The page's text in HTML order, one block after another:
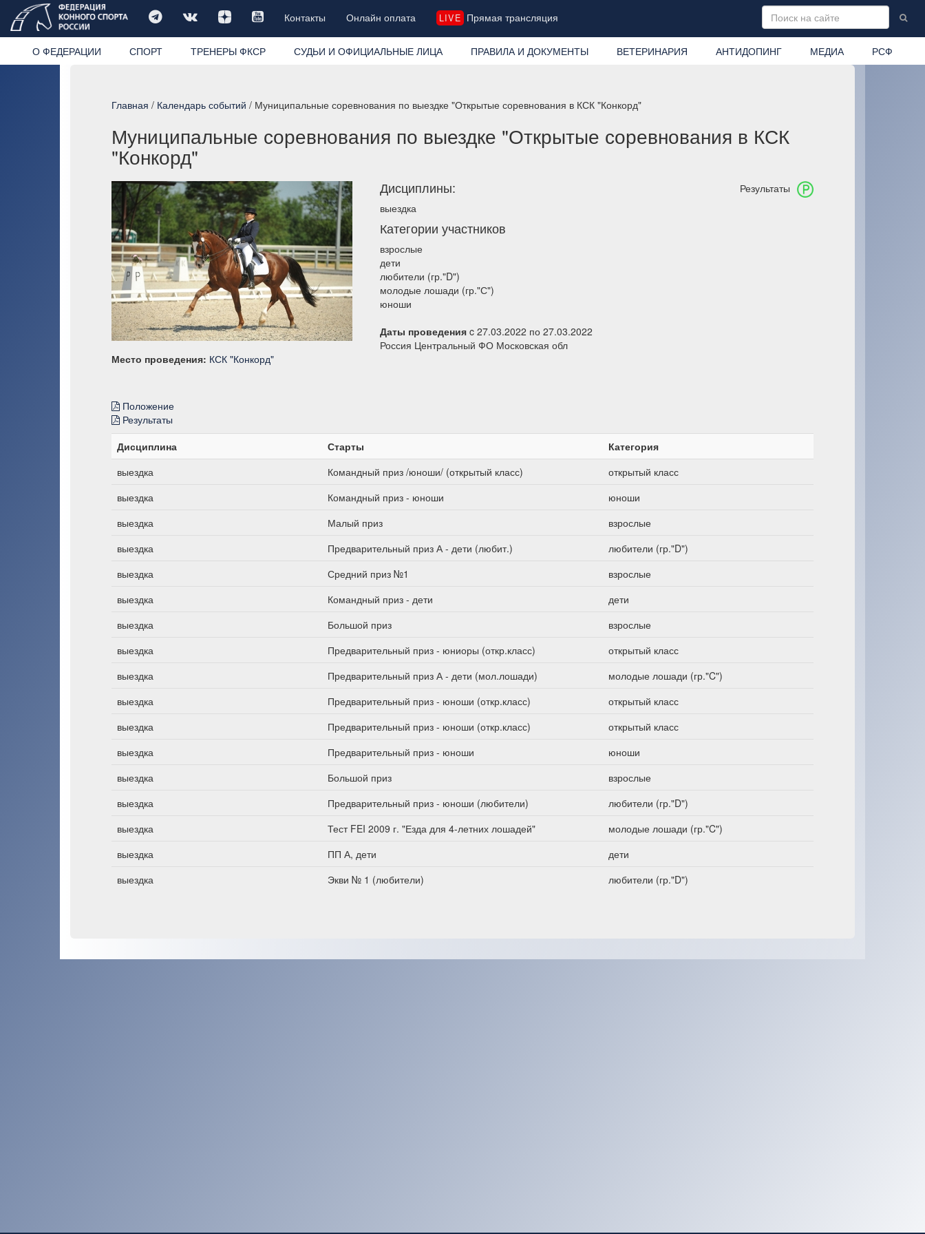
Контакты Онлайн оплата LIVE Прямая трансляция
О ФЕДЕРАЦИИ СПОРТ ТРЕНЕРЫ ФКСР СУДЬИ И ОФИЦИАЛЬНЫЕ ЛИЦА ПРАВИЛА И ДОКУМЕНТЫ ВЕТЕРИНАРИЯ АНТИДОПИНГ МЕДИА РСФ
Главная / Календарь событий / Муниципальные соревнования по выездке "Открытые соревнования в КСК "Конкорд"
Муниципальные соревнования по выездке "Открытые соревнования в КСК
"Конкорд"
Результаты
Дисциплины:
выездка
Категории участников
взрослые
дети
любители (гр."D")
молодые лошади (гр."С")
юноши
Даты проведения c 27.03.2022 по 27.03.2022
Россия Центральный ФО Московская обл
Место проведения: КСК "Конкорд"
Положение
Результаты
Дисциплина
Старты
Категория
выездка
Командный приз /юноши/ (открытый класс)
открытый класс
выездка
Командный приз - юноши
юноши
выездка
Малый приз
взрослые
выездка
Предварительный приз А - дети (любит.)
любители (гр."D")
выездка
Средний приз №1
взрослые
выездка
Командный приз - дети
дети
выездка
Большой приз
взрослые
выездка
Предварительный приз - юниоры (откр.класс)
открытый класс
выездка
Предварительный приз А - дети (мол.лошади)
молодые лошади (гр."C")
выездка
Предварительный приз - юноши (откр.класс)
открытый класс
выездка
Предварительный приз - юноши (откр.класс)
открытый класс
выездка
Предварительный приз - юноши
юноши
выездка
Большой приз
взрослые
выездка
Предварительный приз - юноши (любители)
любители (гр."D")
выездка
Тест FEI 2009 г. "Езда для 4-летних лошадей"
молодые лошади (гр."C")
выездка
ПП А, дети
дети
выездка
Экви № 1 (любители) любители (гр."D")